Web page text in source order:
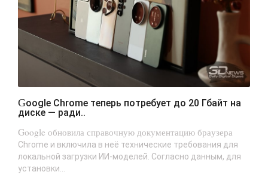
Google Chrome теперь потребует до 20 Гбайт на
диске — ради..
Google обновила справочную документацию браузера
Chrome и включила в неё технические требования для
локальной загрузки ИИ-моделей. Согласно данным, для
установки...